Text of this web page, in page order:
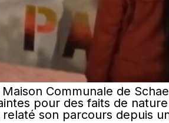
Communale de
pour des faits de
relaté son parcours depuis